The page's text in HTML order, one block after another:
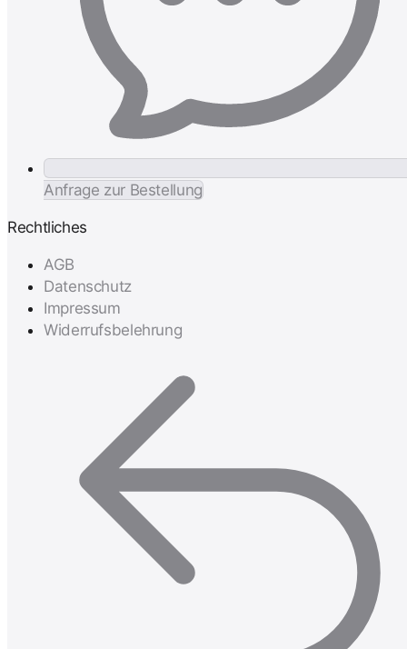
Anfrage zur Bestellung
Rechtliches
AGB
Datenschutz
Impressum
Widerrufsbelehrung